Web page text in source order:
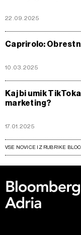
22.09.2025
Caprirolo:
10.03.2025
Kaj bi umik
marketing?
17.01.2025
VSE NOVICE IZ RUBRIKE